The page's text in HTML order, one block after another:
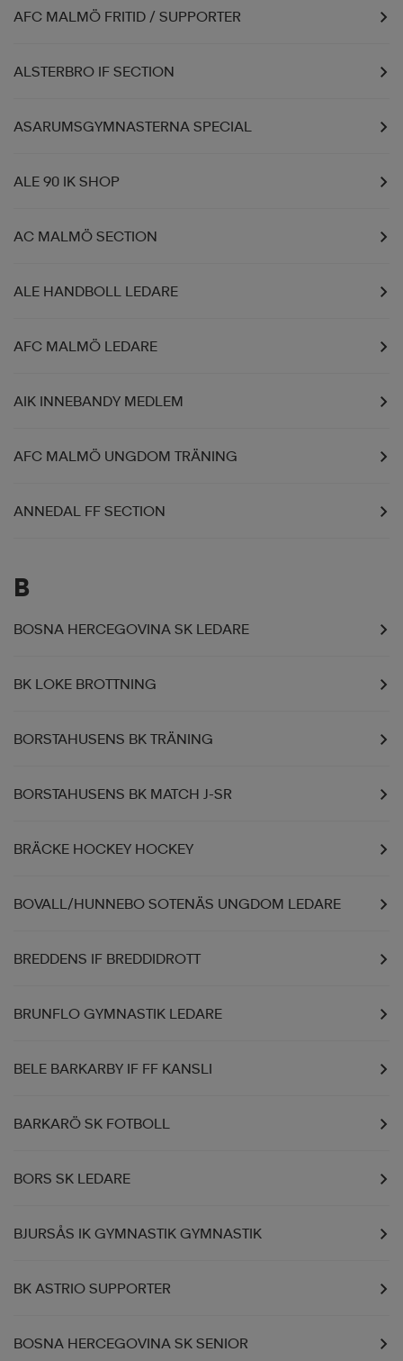
AFC MALMÖ FRITID / SUPPORTER
ALSTERBRO IF SECTION
ASARUMSGYMNASTERNA SPECIAL
ALE 90 IK SHOP
AC MALMÖ SECTION
ALE HANDBOLL LEDARE
AFC MALMÖ LEDARE
AIK INNEBANDY MEDLEM
AFC MALMÖ UNGDOM TRÄNING
ANNEDAL FF SECTION
B
BOSNA HERCEGOVINA SK LEDARE
BK LOKE BROTTNING
BORSTAHUSENS BK TRÄNING
BORSTAHUSENS BK MATCH J-SR
BRÄCKE HOCKEY HOCKEY
BOVALL/HUNNEBO SOTENÄS UNGDOM LEDARE
BREDDENS IF BREDDIDROTT
BRUNFLO GYMNASTIK LEDARE
BELE BARKARBY IF FF KANSLI
BARKARÖ SK FOTBOLL
BORS SK LEDARE
BJURSÅS IK GYMNASTIK GYMNASTIK
BK ASTRIO SUPPORTER
BOSNA HERCEGOVINA SK SENIOR